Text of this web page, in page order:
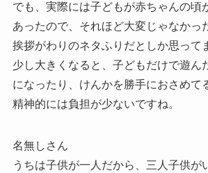
でも、実際には子どもが赤ちゃんの頃
あったので、それほど大変じゃなかっ
挨拶がわりのネタふりだとしか思って
少し大きくなると、子どもだけで遊ん
になったり、けんかを勝手におさめて
精神的には負担が少ないですね。
名無しさん
うちは子供が一人だから、三人子供が